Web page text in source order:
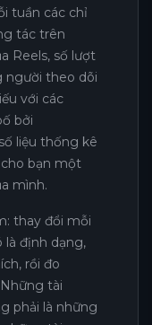
tuần các chỉ
tác trên
Reels, số lượt
người theo dõi
với các
bởi
liệu thống kê
bạn một
mình.
thay đổi mỗi
là định dạng,
rồi đo
tài
phải là những